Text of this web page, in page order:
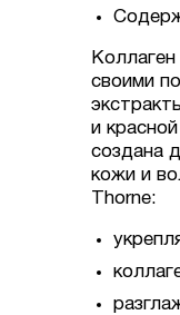
своими
и
создана
кожи и
Thorne: